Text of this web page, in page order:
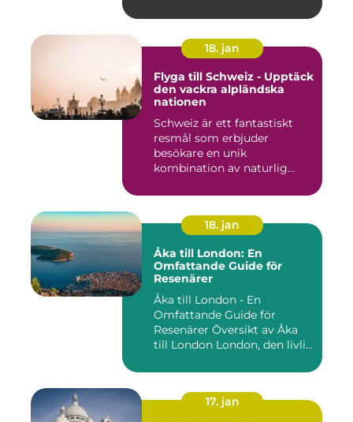
18. jan
Flyga till Schweiz - Upptäck
den vackra alpländska
nationen
Schweiz är ett fantastiskt
resmål som erbjuder
besökare en unik
kombination av naturlig
18. jan
Åka till London: En
Omfattande Guide för
Resenärer
Åka till London - En
Omfattande Guide för
Resenärer Översikt av Åka
till London London, den livli...
17. jan